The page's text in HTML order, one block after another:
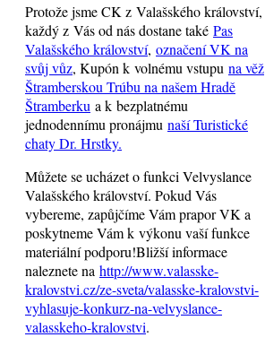
Protože jsme CK z Valašského království,
každý z Vás od nás dostane také Pas
Valašského království, označení VK na
svůj vůz, Kupón k volnému vstupu na věž
Štramberskou Trúbu na našem Hradě
Štramberku a k bezplatnému
jednodennímu pronájmu naší Turistické
chaty Dr. Hrstky.
Můžete se ucházet o funkci Velvyslance
Valašského království. Pokud Vás
vybereme, zapůjčíme Vám prapor VK a
poskytneme Vám k výkonu vaší funkce
materiální podporu!Bližší informace
naleznete na http://www.valasske-
kralovstvi.cz/ze-sveta/valasske-kralovstvi-
vyhlasuje-konkurz-na-velvyslance-
valasskeho-kralovstvi.